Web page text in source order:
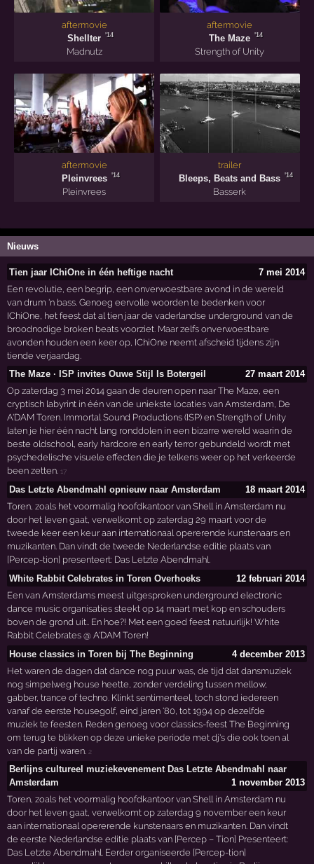
aftermovie
Shellter
'14
Madnutz
aftermovie
The Maze
'14
Strength of Unity
aftermovie
Pleinvrees
'14
Pleinvrees
trailer
Bleeps, Beats and Bass
'14
Basserk
Nieuws
Tien jaar IChiOne in één heftige nacht
7 mei 2014
Een revolutie, een begrip, een onverwoestbare avond in de wereld
van drum 'n bass. Genoeg eervolle woorden te bedenken voor
IChiOne, het feest dat al tien jaar de vaderlandse underground van de
broodnodige broken beats voorziet. Maar zelfs onverwoestbare
avonden houden een keer op, IChiOne neemt afscheid tijdens zijn
tiende verjaardag.
The Maze · ISP invites Ouwe Stijl Is Botergeil
27 maart 2014
Op zaterdag 3 mei 2014 gaan de deuren open naar The Maze, een
cryptisch labyrint in één van de uniekste locaties van Amsterdam, De
A'DAM Toren. Immortal Sound Productions (ISP) en Strength of Unity
laten je hier één nacht lang ronddolen in een bizarre wereld waarin de
beste oldschool, early hardcore en early terror gebundeld wordt met
psychedelische visuele effecten die je telkens weer op het verkeerde
been zetten.17
Das Letzte Abendmahl opnieuw naar Amsterdam
18 maart 2014
Toren, zoals het voormalig hoofdkantoor van Shell in Amsterdam nu
door het leven gaat, verwelkomt op zaterdag 29 maart voor de
tweede keer een keur aan internationaal opererende kunstenaars en
muzikanten. Dan vindt de tweede Nederlandse editie plaats van
[Percep-tion] presenteert: Das Letzte Abendmahl.
White Rabbit Celebrates in Toren Overhoeks
12 februari 2014
Een van Amsterdams meest uitgesproken underground electronic
dance music organisaties steekt op 14 maart met kop en schouders
boven de grond uit.. En hoe?! Met een goed feest natuurlijk! White
Rabbit Celebrates @ A'DAM Toren!
House classics in Toren bij The Beginning
4 december 2013
Het waren de dagen dat dance nog puur was, de tijd dat dansmuziek
nog simpelweg house heette, zonder verdeling tussen mellow,
gabber, trance of techno. Klinkt sentimenteel, toch stond iedereen
vanaf de eerste housegolf, eind jaren '80, tot 1994 op dezelfde
muziek te feesten. Reden genoeg voor classics-feest The Beginning
om terug te blikken op deze unieke periode met dj's die ook toen al
van de partij waren. 2
Berlijns cultureel muziekevenement Das Letzte Abendmahl naar
Amsterdam
1 november 2013
Toren, zoals het voormalig hoofdkantoor van Shell in Amsterdam nu
door het leven gaat, verwelkomt op zaterdag 9 november een keur
aan internationaal opererende kunstenaars en muzikanten. Dan vindt
de eerste Nederlandse editie plaats van [Percep – Tion] Presenteert:
Das Letzte Abendmahl. Eerder organiseerde [Percep-tion]